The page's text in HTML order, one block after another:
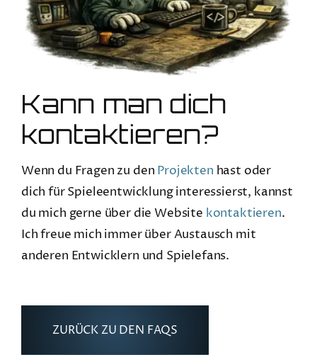
Kann man dich
kontaktieren?
Wenn du Fragen zu den Projekten hast oder
dich für Spieleentwicklung interessierst, kannst
du mich gerne über die Website kontaktieren.
Ich freue mich immer über Austausch mit
anderen Entwicklern und Spielefans.
ZURÜCK ZU DEN FAQS